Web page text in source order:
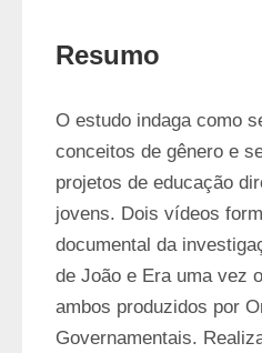
Resumo
O estudo indaga como
conceitos de gênero e
projetos de educação
jovens. Dois vídeos
documental da
de João e Era uma vez
ambos produzidos por
Governamentais.